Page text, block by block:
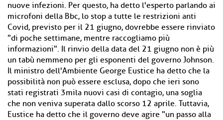
nuove infezioni. Per questo, ha detto l'esperto parlando ai
microfoni della Bbc, lo stop a tutte le restrizioni anti
Covid, previsto per il 21 giugno, dovrebbe essere rinviato
"di poche settimane, mentre raccogliamo più
informazioni". Il rinvio della data del 21 giugno non è più
un tabù nemmeno per gli esponenti del governo Johnson.
Il ministro dell'Ambiente George Eustice ha detto che la
possibilità non può essere esclusa, dopo che ieri sono
stati registrati 3mila nuovi casi di contagio, una soglia
che non veniva superata dallo scorso 12 aprile. Tuttavia,
Eustice ha detto che il governo deve agire "un passo alla